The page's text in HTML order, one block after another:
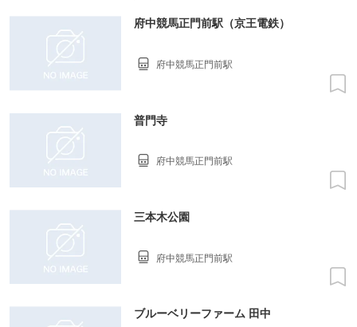
府中競馬正門前駅（京王電鉄）
府中競馬正門前駅
普門寺
府中競馬正門前駅
三本木公園
府中競馬正門前駅
ブルーベリーファーム 田中